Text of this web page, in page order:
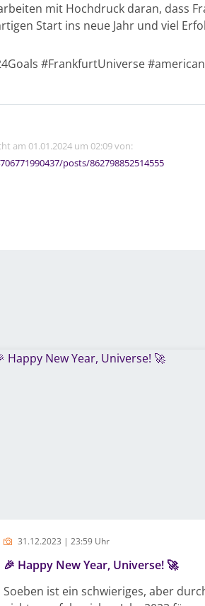
mit Hochdruck daran, dass
Start ins neue Jahr und viel
#FrankfurtUniverse
am 01.01.2024 um 02:09 von:
posts/862798852514555
31.12.2023 | 23:59 Uhr
🎉 Happy New Year, Universe! 🚀
Soeben ist ein schwieriges, aber